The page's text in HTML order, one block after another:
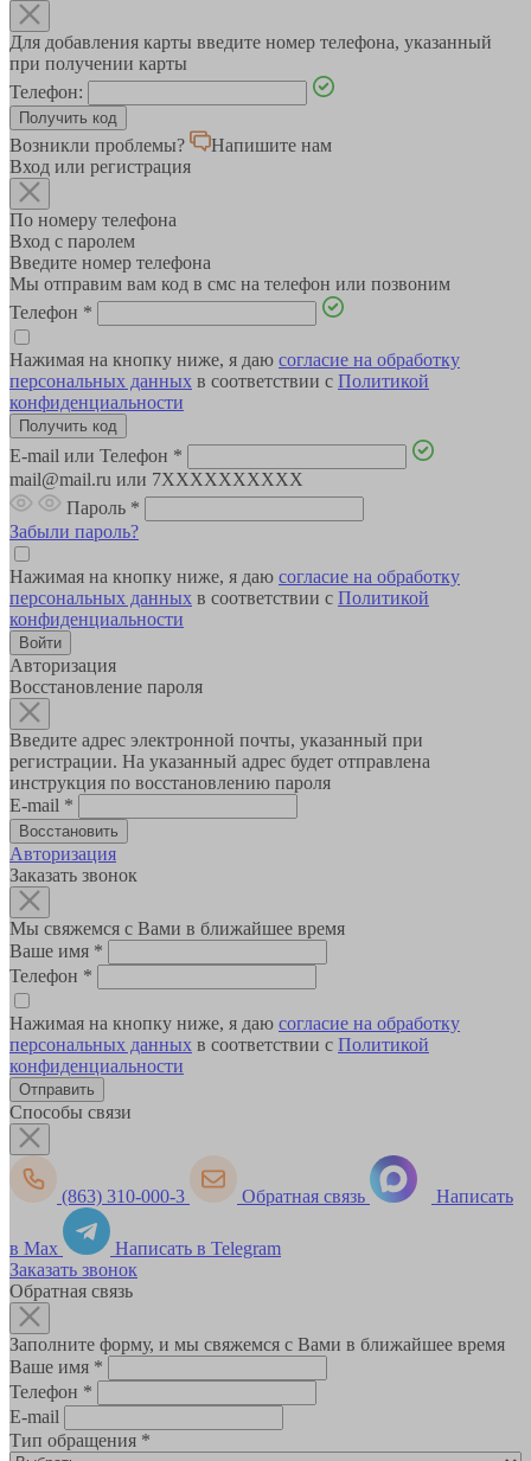
Для добавления карты введите номер телефона, указанный
при получении карты
Телефон:
Возникли проблемы?
Напишите нам
Вход или регистрация
По номеру телефона
Вход с паролем
Введите номер телефона
Мы отправим вам код в смс на телефон или позвоним
Телефон *
Нажимая на кнопку ниже, я даю согласие на обработку
персональных данных в соответствии с Политикой
конфиденциальности
E-mail или Телефон *
mail@mail.ru или 7XXXXXXXXXX
Пароль *
Забыли пароль?
Нажимая на кнопку ниже, я даю согласие на обработку
персональных данных в соответствии с Политикой
конфиденциальности
Авторизация
Восстановление пароля
Введите адрес электронной почты, указанный при
регистрации. На указанный адрес будет отправлена
инструкция по восстановлению пароля
E-mail *
Авторизация
Заказать звонок
Мы свяжемся с Вами в ближайшее время
Ваше имя *
Телефон *
Нажимая на кнопку ниже, я даю согласие на обработку
персональных данных в соответствии с Политикой
конфиденциальности
Способы связи
(863) 310-000-3 Обратная связь Написать
в Max
Написать в Telegram
Заказать звонок
Обратная связь
Заполните форму, и мы свяжемся с Вами в ближайшее время
Ваше имя *
Телефон *
E-mail
Тип обращения *